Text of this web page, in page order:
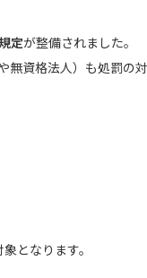
定が整備されました。
資格法人）も処罰の対
となります。